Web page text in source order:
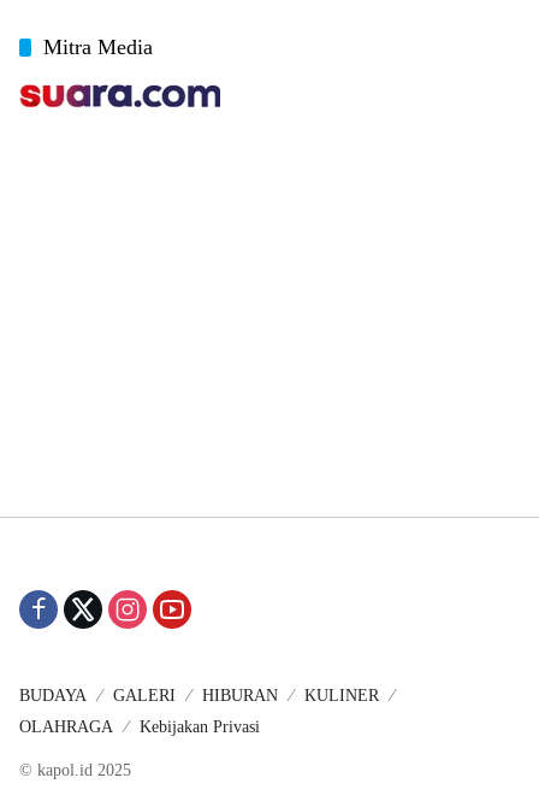
Mitra Media
BUDAYA GALERI HIBURAN
KULINER
OLAHRAGA
Kebijakan Privasi
© kapol.id 2025